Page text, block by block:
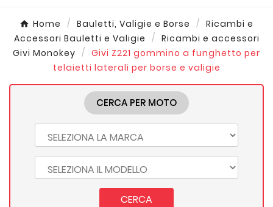
Home Bauletti, Valigie e Borse
Ricambi e
Accessori Bauletti e Valigie
Ricambi e accessori
Givi Monokey
Givi Z221 gommino a funghetto per
telaietti laterali per borse e valigie
CERCA PER MOTO
CERCA